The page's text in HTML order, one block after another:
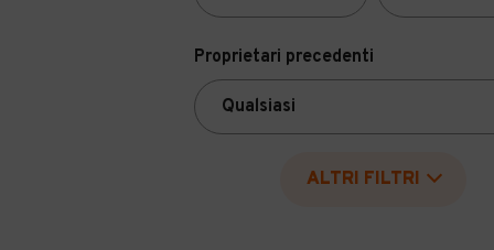
Proprietari precedenti
ALTRI FILTRI